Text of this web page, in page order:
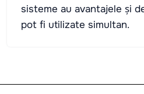
sisteme au avantajele și
pot fi utilizate simultan.